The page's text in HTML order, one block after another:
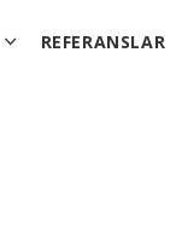
REFERANSLAR